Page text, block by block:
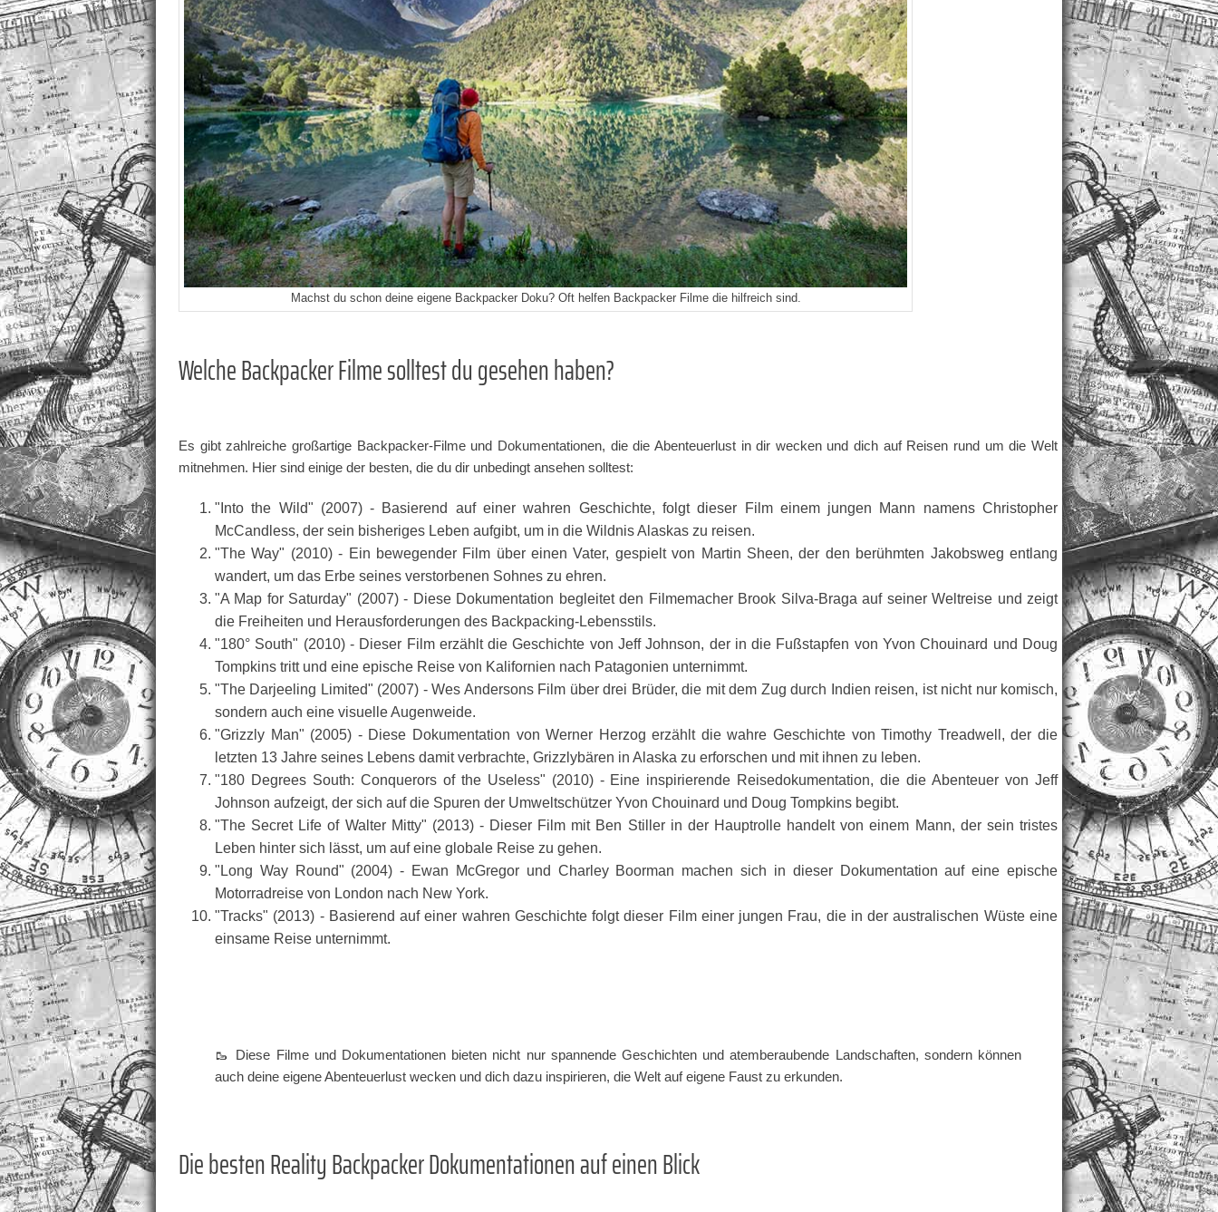
Machst du schon deine eigene Backpacker Doku? Oft helfen Backpacker Filme die hilfreich sind.
Welche Backpacker Filme solltest du gesehen haben?
Es gibt zahlreiche großartige Backpacker-Filme und Dokumentationen, die die Abenteuerlust in dir wecken und dich auf Reisen rund um die Welt
mitnehmen. Hier sind einige der besten, die du dir unbedingt ansehen solltest:
"Into the Wild" (2007) - Basierend auf einer wahren Geschichte, folgt dieser Film einem jungen Mann namens Christopher
McCandless, der sein bisheriges Leben aufgibt, um in die Wildnis Alaskas zu reisen.
"The Way" (2010) - Ein bewegender Film über einen Vater, gespielt von Martin Sheen, der den berühmten Jakobsweg entlang
wandert, um das Erbe seines verstorbenen Sohnes zu ehren.
"A Map for Saturday" (2007) - Diese Dokumentation begleitet den Filmemacher Brook Silva-Braga auf seiner Weltreise und zeigt
die Freiheiten und Herausforderungen des Backpacking-Lebensstils.
"180° South" (2010) - Dieser Film erzählt die Geschichte von Jeff Johnson, der in die Fußstapfen von Yvon Chouinard und Doug
Tompkins tritt und eine epische Reise von Kalifornien nach Patagonien unternimmt.
"The Darjeeling Limited" (2007) - Wes Andersons Film über drei Brüder, die mit dem Zug durch Indien reisen, ist nicht nur komisch,
sondern auch eine visuelle Augenweide.
"Grizzly Man" (2005) - Diese Dokumentation von Werner Herzog erzählt die wahre Geschichte von Timothy Treadwell, der die
letzten 13 Jahre seines Lebens damit verbrachte, Grizzlybären in Alaska zu erforschen und mit ihnen zu leben.
"180 Degrees South: Conquerors of the Useless" (2010) - Eine inspirierende Reisedokumentation, die die Abenteuer von Jeff
Johnson aufzeigt, der sich auf die Spuren der Umweltschützer Yvon Chouinard und Doug Tompkins begibt.
"The Secret Life of Walter Mitty" (2013) - Dieser Film mit Ben Stiller in der Hauptrolle handelt von einem Mann, der sein tristes
Leben hinter sich lässt, um auf eine globale Reise zu gehen.
"Long Way Round" (2004) - Ewan McGregor und Charley Boorman machen sich in dieser Dokumentation auf eine epische
Motorradreise von London nach New York.
"Tracks" (2013) - Basierend auf einer wahren Geschichte folgt dieser Film einer jungen Frau, die in der australischen Wüste eine
einsame Reise unternimmt.
🥾 Diese Filme und Dokumentationen bieten nicht nur spannende Geschichten und atemberaubende Landschaften, sondern können
auch deine eigene Abenteuerlust wecken und dich dazu inspirieren, die Welt auf eigene Faust zu erkunden.
Die besten Reality Backpacker Dokumentationen auf einen Blick